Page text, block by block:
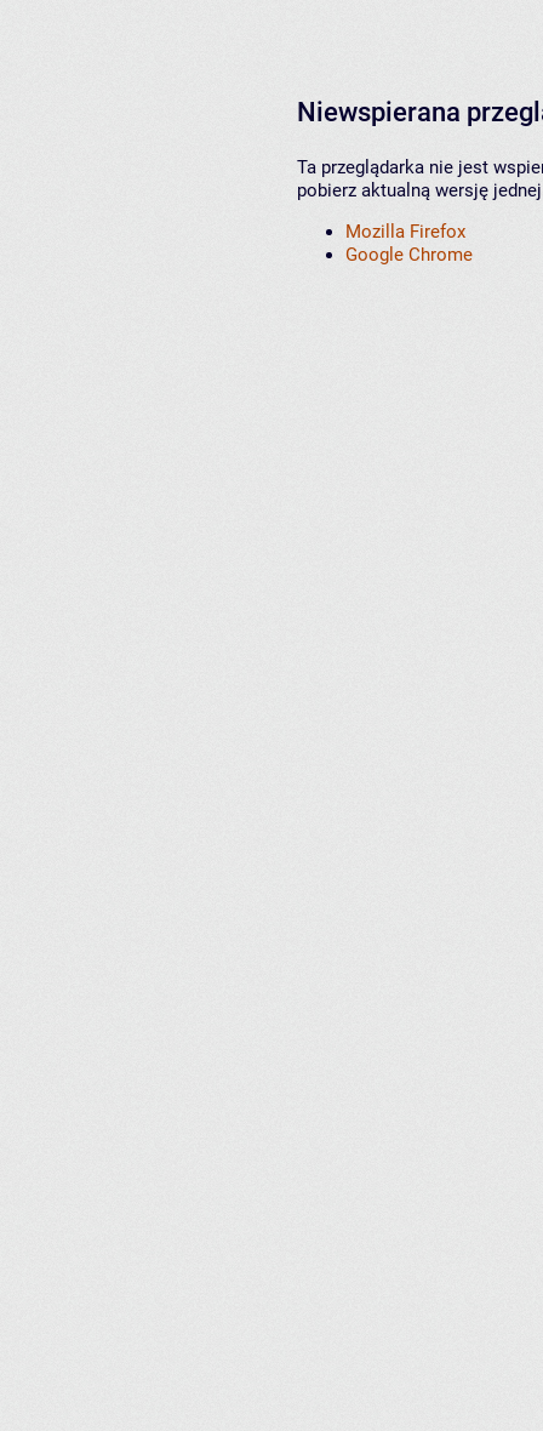
Niewspierana
Ta przeglądarka nie jest
pobierz aktualną wersję
Mozilla Firefox
Google Chrome